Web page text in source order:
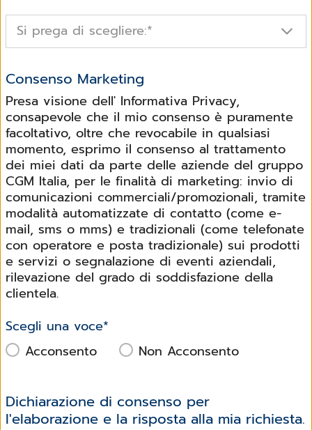
Si prega di scegliere:*
Consenso Marketing
Presa visione dell' Informativa Privacy,
consapevole che il mio consenso è puramente
facoltativo, oltre che revocabile in qualsiasi
momento, esprimo il consenso al trattamento
dei miei dati da parte delle aziende del gruppo
CGM Italia, per le finalità di marketing: invio di
comunicazioni commerciali/promozionali, tramite
modalità automatizzate di contatto (come e-
mail, sms o mms) e tradizionali (come telefonate
con operatore e posta tradizionale) sui prodotti
e servizi o segnalazione di eventi aziendali,
rilevazione del grado di soddisfazione della
clientela.
Scegli una voce*
Acconsento
Non Acconsento
Dichiarazione di consenso per
l'elaborazione e la risposta alla mia richiesta.